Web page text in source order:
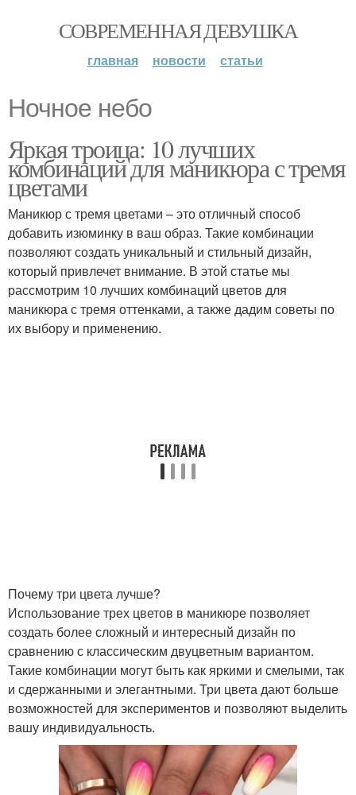
СОВРЕМЕННАЯ ДЕВУШКА
главная новости статьи
Ночное небо
Яркая троица: 10 лучших
комбинаций для маникюра с тремя
цветами
Маникюр с тремя цветами – это отличный способ
добавить изюминку в ваш образ. Такие комбинации
позволяют создать уникальный и стильный дизайн,
который привлечет внимание. В этой статье мы
рассмотрим 10 лучших комбинаций цветов для
маникюра с тремя оттенками, а также дадим советы по
их выбору и применению.
Почему три цвета лучше?
Использование трех цветов в маникюре позволяет
создать более сложный и интересный дизайн по
сравнению с классическим двуцветным вариантом.
Такие комбинации могут быть как яркими и смелыми, так
и сдержанными и элегантными. Три цвета дают больше
возможностей для экспериментов и позволяют выделить
вашу индивидуальность.